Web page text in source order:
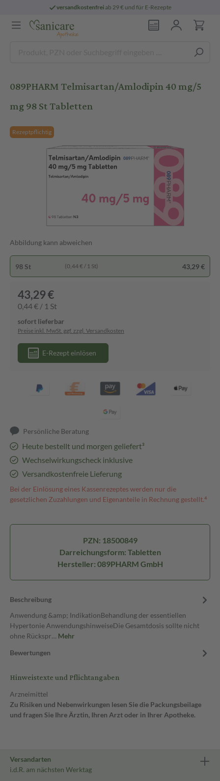
versandkostenfreiab 29 € und für E-Rezepte
089PHARM Telmisartan/Amlodipin 40 mg/5
mg 98 St Tabletten
Rezeptpflichtig
Abbildung kann abweichen
98 St (0,44 € / 1 St) 43,29 €
43,29 €
0,44 € / 1 St
sofort lieferbar
Preise inkl. MwSt. ggf. zzgl. Versandkosten
E-Rezept einlösen
Persönliche Beratung
Heute bestellt und morgen geliefert³
Wechselwirkungscheck inklusive
Versandkostenfreie Lieferung
Bei der Einlösung eines Kassenrezeptes werden nur die
gesetzlichen Zuzahlungen und Eigenanteile in Rechnung gestellt.⁴
PZN: 18500849
Darreichungsform: Tabletten
Hersteller: 089PHARM GmbH
Beschreibung
Anwendung &amp; IndikationBehandlung der essentiellen
Hypertonie AnwendungshinweiseDie Gesamtdosis sollte nicht
ohne Rückspr… Mehr
Bewertungen
Hinweistexte und Pflichtangaben
Arzneimittel
Zu Risiken und Nebenwirkungen lesen Sie die Packungsbeilage
und fragen Sie Ihre Ärztin, Ihren Arzt oder in Ihrer Apotheke.
Versandarten
i.d.R. am nächsten Werktag